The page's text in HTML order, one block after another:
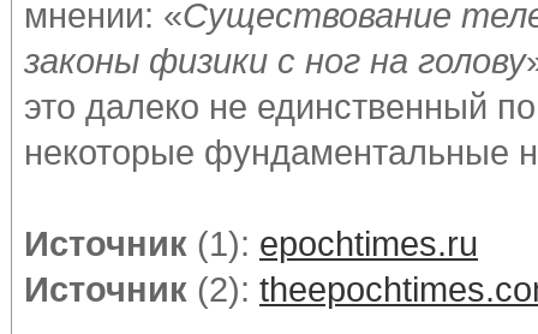
мнении: «Существование
законы физики с ног на голову
это далеко не единственный
некоторые фундаментальные
Источник (1): epochtimes.ru
Источник (2):